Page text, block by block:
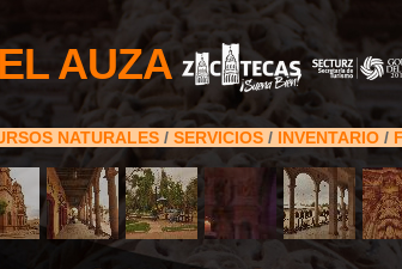
AUZA
NATURALES / SERVICIOS / INVENTARIO /